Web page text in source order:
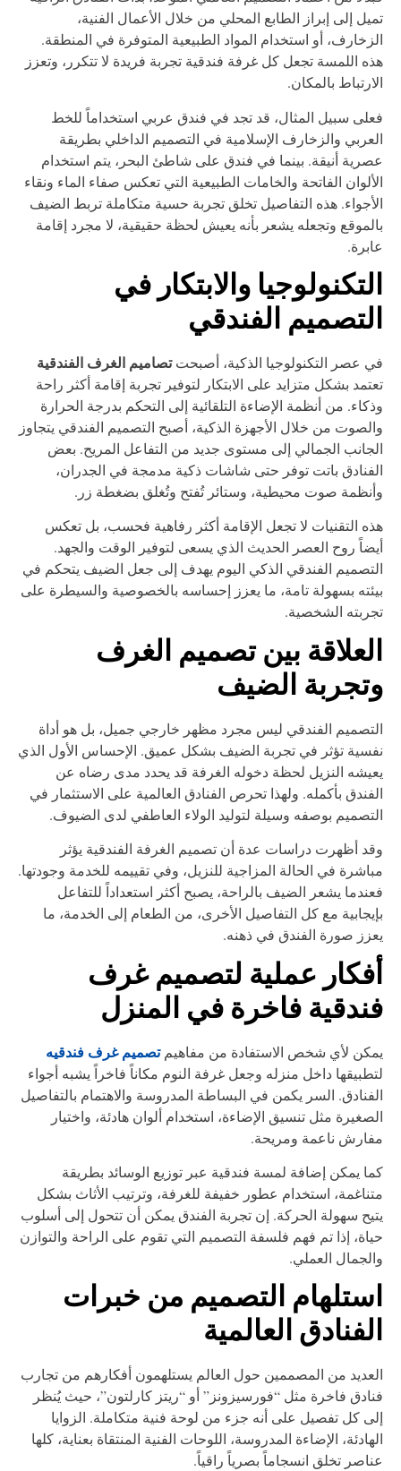
إلى إبراز الطابع المحلي من خلال الأعمال الفنية،
أو استخدام المواد الطبيعية المتوفرة في المنطقة.
اللمسة تجعل كل غرفة فندقية تجربة فريدة لا تتكرر، وتعزز
بالمكان.
سبيل المثال، قد تجد في فندق عربي استخداماً للخط
والزخارف الإسلامية في التصميم الداخلي بطريقة
أنيقة. بينما في فندق على شاطئ البحر، يتم استخدام
الفاتحة والخامات الطبيعية التي تعكس صفاء الماء ونقاء
هذه التفاصيل تخلق تجربة حسية متكاملة تربط الضيف
وتجعله يشعر بأنه يعيش لحظة حقيقية، لا مجرد إقامة
والابتكار في
الفندقي
عصر التكنولوجيا الذكية، أصبحتتصاميم الغرف الفندقية
بشكل متزايد على الابتكار لتوفير تجربة إقامة أكثر راحة
من أنظمة الإضاءة التلقائية إلى التحكم بدرجة الحرارة
من خلال الأجهزة الذكية، أصبح التصميم الفندقي يتجاوز
الجمالي إلى مستوى جديد من التفاعل المريح. بعض
باتت توفر حتى شاشات ذكية مدمجة في الجدران،
صوت محيطية، وستائر تُفتح وتُغلق بضغطة زر.
التقنيات لا تجعل الإقامة أكثر رفاهية فحسب، بل تعكس
روح العصر الحديث الذي يسعى لتوفير الوقت والجهد.
الفندقي الذكي اليوم يهدف إلى جعل الضيف يتحكم في
بسهولة تامة، ما يعزز إحساسه بالخصوصية والسيطرة على
الشخصية.
بين تصميم الغرف
الضيف
الفندقي ليس مجرد مظهر خارجي جميل، بل هو أداة
تؤثر في تجربة الضيف بشكل عميق. الإحساس الأول الذي
النزيل لحظة دخوله الغرفة قد يحدد مدى رضاه عن
بأكمله. ولهذا تحرص الفنادق العالمية على الاستثمار في
بوصفه وسيلة لتوليد الولاء العاطفي لدى الضيوف.
أظهرت دراسات عدة أن تصميم الغرفة الفندقية يؤثر
في الحالة المزاجية للنزيل، وفي تقييمه للخدمة وجودتها.
يشعر الضيف بالراحة، يصبح أكثر استعداداً للتفاعل
مع كل التفاصيل الأخرى، من الطعام إلى الخدمة، ما
صورة الفندق في ذهنه.
عملية لتصميم غرف
فاخرة في المنزل
لأي شخص الاستفادة من مفاهيمتصميم غرف فندقيه
داخل منزله وجعل غرفة النوم مكاناً فاخراً يشبه أجواء
السر يكمن في البساطة المدروسة والاهتمام بالتفاصيل
مثل تنسيق الإضاءة، استخدام ألوان هادئة، واختيار
ناعمة ومريحة.
يمكن إضافة لمسة فندقية عبر توزيع الوسائد بطريقة
استخدام عطور خفيفة للغرفة، وترتيب الأثاث بشكل
سهولة الحركة. إن تجربة الفندق يمكن أن تتحول إلى أسلوب
إذا تم فهم فلسفة التصميم التي تقوم على الراحة والتوازن
العملي.
التصميم من خبرات
العالمية
من المصممين حول العالم يستلهمون أفكارهم من تجارب
فاخرة مثل “فورسيزونز” أو “ريتز كارلتون”، حيث يُنظر
كل تفصيل على أنه جزء من لوحة فنية متكاملة. الزوايا
الإضاءة المدروسة، اللوحات الفنية المنتقاة بعناية، كلها
تخلق انسجاماً بصرياً راقياً.